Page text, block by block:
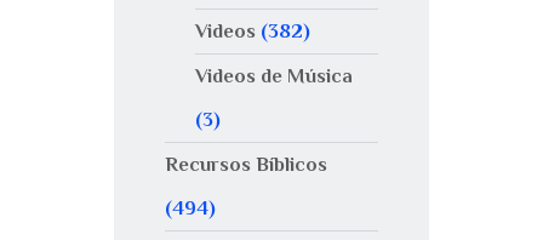
Videos (382)
Videos de Música
(3)
Recursos Bíblicos
(494)